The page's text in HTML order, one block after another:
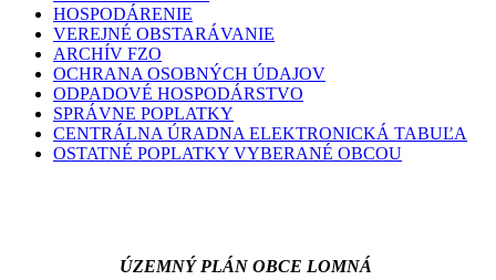
HOSPODÁRENIE
VEREJNÉ OBSTARÁVANIE
ARCHÍV FZO
OCHRANA OSOBNÝCH ÚDAJOV
ODPADOVÉ HOSPODÁRSTVO
SPRÁVNE POPLATKY
CENTRÁLNA ÚRADNA ELEKTRONICKÁ TABUĽA
OSTATNÉ POPLATKY VYBERANÉ OBCOU
ÚZEMNÝ PLÁN OBCE LOMNÁ